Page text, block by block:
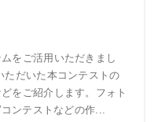
をご活用いただきまし
ただいた本コンテストの
をご紹介します。フォト
ンテストなどの作...